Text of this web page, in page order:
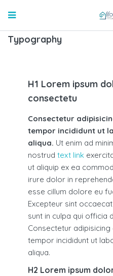
Typography
H1 Lorem ipsum
consectetu
Consectetur
tempor incididunt ut
aliqua. Ut enim ad
nostrud text link
ut aliquip ex ea
irure dolor in
esse cillum dolore eu
Excepteur sint
sunt in culpa qui officia
Consectetur
tempor incididunt ut
aliqua.
H2 Lorem ipsum